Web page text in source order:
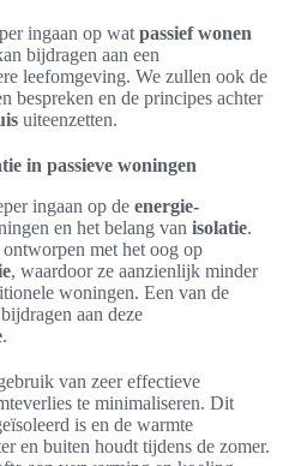
ingaan op wat passief wonen
bijdragen aan een
leefomgeving. We zullen ook de
bespreken en de principes achter
uiteenzetten.
in passieve woningen
ingaan op de energie-
en het belang van isolatie.
met het oog op
, waardoor ze aanzienlijk minder
woningen. Een van de
aan deze
.
van zeer effectieve
te minimaliseren. Dit
is en de warmte
en buiten houdt tijdens de zomer.